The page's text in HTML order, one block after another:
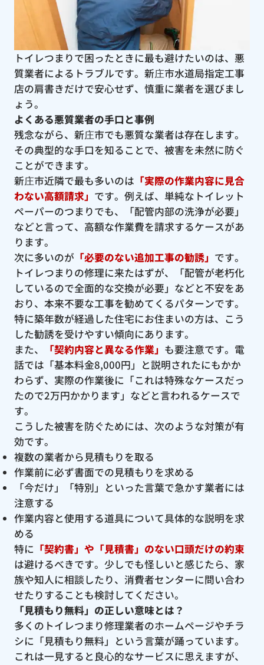
トイレつまりで困ったときに最も避けたいのは、悪
質業者によるトラブルです。新庄市水道局指定工事
店の肩書きだけで安心せず、慎重に業者を選びまし
ょう。
よくある悪質業者の手口と事例
残念ながら、新庄市でも悪質な業者は存在します。
その典型的な手口を知ることで、被害を未然に防ぐ
ことができます。
新庄市近隣で最も多いのは 「実際の作業内容に見合
わない高額請求」 です。例えば、単純なトイレット
ペーパーのつまりでも、「配管内部の洗浄が必要」
などと言って、高額な作業費を請求するケースがあ
ります。
次に多いのが「必要のない追加工事の勧誘」 です。
トイレつまりの修理に来たはずが、「配管が老朽化
しているので全面的な交換が必要」などと不安をあ
おり、本来不要な工事を勧めてくるパターンです。
特に築年数が経過した住宅にお住まいの方は、こう
した勧誘を受けやすい傾向にあります。
また、
「契約内容と異なる作業」 も要注意です。電
話では「基本料金8,000円」と説明されたにもかか
わらず、実際の作業後に「これは特殊なケースだっ
たので2万円かかります」などと言われるケースで
す。
こうした被害を防ぐためには、次のような対策が有
効です。
複数の業者から見積もりを取る
作業前に必ず書面での見積もりを求める
「今だけ」「特別」といった言葉で急かす業者には
注意する
作業内容と使用する道具について具体的な説明を求
める
特に 「契約書」や「見積書」のない口頭だけの約束
は避けるべきです。少しでも怪しいと感じたら、家
族や知人に相談したり、消費者センターに問い合わ
せたりすることも検討してください。
「見積もり無料」の正しい意味とは？
多くのトイレつまり修理業者のホームページやチラ
シに「見積もり無料」という言葉が踊っています。
これは一見すると良心的なサービスに思えますが、